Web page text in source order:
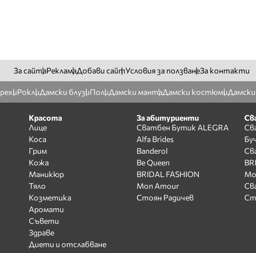
За сайтаРекламаДобави сайтУсловия за ползванеЗа контакти
РоклиДамски блузиПолиДамски мантаДамски костюми
Красота
Лице
Коса
Грим
Кожа
Маникюр
Тяло
Козметика
Аромати
Съвети
Здраве
Диети и отслабване
За абитуриенти
Сватбен Бутик ALEGRA
Alfa Brides
Banderol
Be Queen
BRIDAL FASHION
Mon Amour
Стоян Радичев